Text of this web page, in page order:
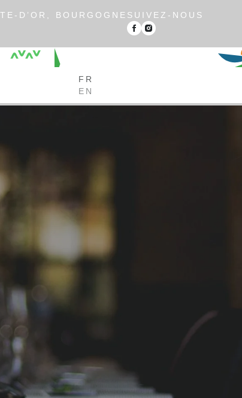
D’OR, BOURGOGNE SUIVEZ-NOUS
FR
EN